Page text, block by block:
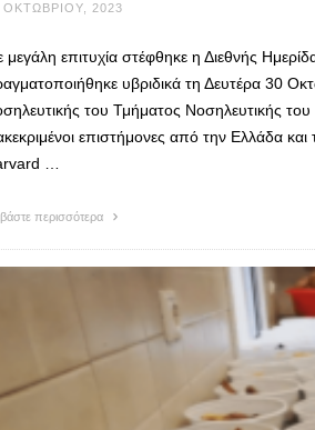
ΟΚΤΩΒΡΊΟΥ, 2023
μεγάλη επιτυχία στέφθηκε η Διεθνής
υβριδικά τη Δευτέρα 30
του Τμήματος Νοσηλευτικής
επιστήμονες από την Ελλάδα
…
περισσότερα